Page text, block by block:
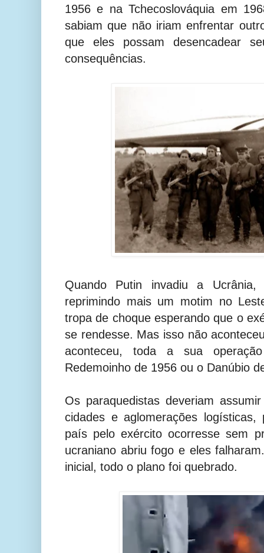
1956 e na Tchecoslováquia em
sabiam que não iriam enfrentar
que eles possam desencadear
consequências.
Quando Putin invadiu a
reprimindo mais um motim no
tropa de choque esperando que o
se rendesse. Mas isso não
aconteceu, toda a sua
Redemoinho de 1956 ou o Danúbio
Os paraquedistas deveriam
cidades e aglomerações
país pelo exército ocorresse sem
ucraniano abriu fogo e eles
inicial, todo o plano foi quebrado.